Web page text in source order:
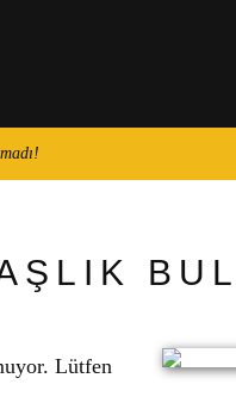
Lütfen